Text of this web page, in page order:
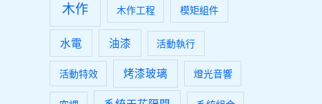
木作 木作工程 模矩組件
水電 油漆 活動執行
活動特效 烤漆玻璃 燈光音響